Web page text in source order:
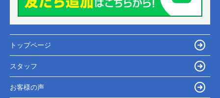
トップページ
スタッフ
お客様の声